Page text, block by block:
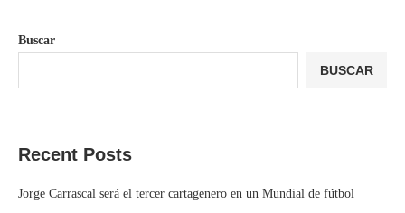
Buscar
BUSCAR
Recent Posts
Jorge Carrascal será el tercer cartagenero en un Mundial de fútbol